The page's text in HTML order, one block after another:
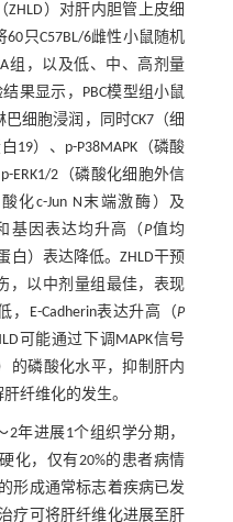
）对肝内胆管上皮细
只C57BL/6雌性小鼠随机
组，以及低、中、高剂量
果显示，PBC模型组小鼠
细胞浸润，同时CK7（细
19）、p-P38MAPK（磷酸
ERK1/2（磷酸化细胞外信
化c-Jun N末端激酶）及
基因表达均升高（P值均
白）表达降低。ZHLD干预
，以中剂量组最佳，表现
，E-Cadherin表达升高（P
可能通过下调MAPK信号
）的磷酸化水平，抑制肝内
纤维化的发生。
2年进展1个组织学分期，
化，仅有20%的患者病情
形成通常标志着疾病已发
疗可将肝纤维化进展至肝